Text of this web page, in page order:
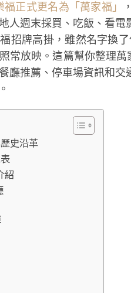
福正式更名為「萬家福」
人週末採買、吃飯、看
招牌高掛，雖然名字換
常放映。這篇幫你整理
廳推薦、停車場資訊和
史沿革
紹